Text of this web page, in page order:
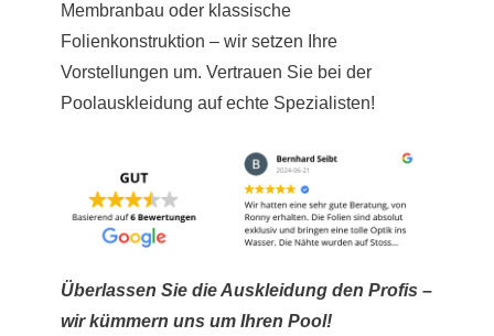
Membranbau oder klassische
Folienkonstruktion – wir setzen Ihre
Vorstellungen um. Vertrauen Sie bei der
Poolauskleidung auf echte Spezialisten!
Überlassen Sie die Auskleidung den Profis –
wir kümmern uns um Ihren Pool!